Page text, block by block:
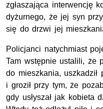
zgłaszająca interwencję
dyżurnego, że jej syn
się do drzwi jej
Policjanci natychmiast
Tam wstępnie ustalili, że
do mieszkania, uszkadził
i groził przy tym, że
gdy usłyszał jak kobieta